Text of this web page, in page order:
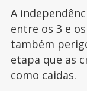
A
entre os 3 e
também
etapa que as
como caidas.